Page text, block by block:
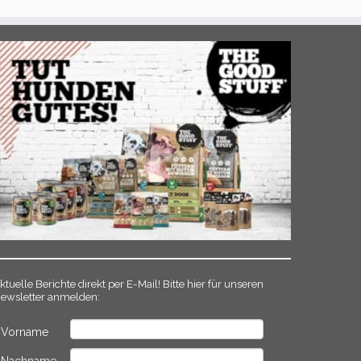
Berichte direkt per E-Mail! Bitte hier für unseren
anmelden:
Vorname